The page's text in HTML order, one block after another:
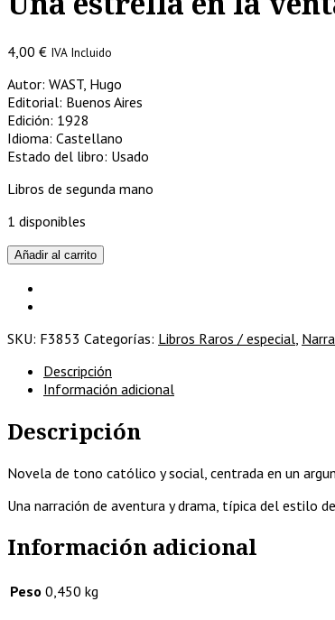
4,00 € IVA Incluido
Autor: WAST, Hugo
Editorial: Buenos Aires
Edición: 1928
Idioma: Castellano
Estado del libro: Usado
Libros de segunda mano
1 disponibles
Una
estrella
cantidad
Añadir al carrito
SKU: F3853 Categorías: Libros Raros / especial
Descripción
Información adicional
Descripción
Novela de tono católico y social, centrada en un
Una narración de aventura y drama, típica del estilo
Información adicional
Peso 0,450 kg